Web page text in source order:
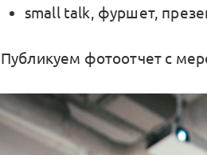
small talk, фуршет,
Публикуем фотоотчет с